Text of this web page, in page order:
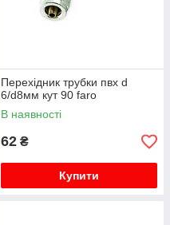
Перехідник трубки пвх d
6/d8мм кут 90 faro
В наявності
62 ₴
Купити